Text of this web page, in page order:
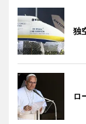
独
ロ